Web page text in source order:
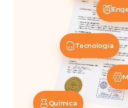
Tecnologia
Química